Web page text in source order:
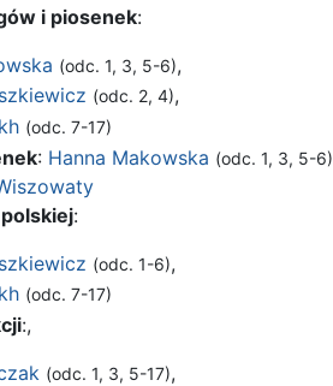
i piosenek:
(odc. 1, 3, 5-6),
(odc. 2, 4),
(odc. 7-17)
: Hanna Makowska (odc. 1, 3, 5-6)
:
(odc. 1-6),
(odc. 7-17)
:,
(odc. 1, 3, 5-17),